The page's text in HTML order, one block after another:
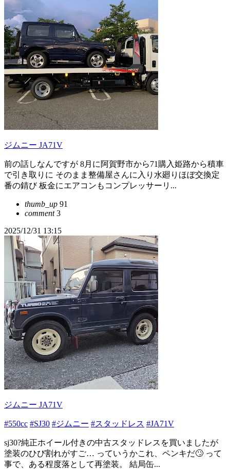
ジムニー JA71V
前の話しなんですが 8月に阿賀野市から71購入姫路から積車
で引き取りに そのまま整備屋さんに入り水廻りほぼ交換定
番の錆び 板金にエアコンもコンプレッサーリ...
thumb_up 91
comment3
2025/12/31 13:15
ジムニー JA71V
#550cc #SJ30 #ジムニー #スタッドレス #JA71V
sj30?純正ホイール付きの中古スタッドレスを買いましたが
塗装のひび割れがすご… っていうかこれ、ペンキだ🙄 って
事で、ある程度落として再塗装。 結局缶...